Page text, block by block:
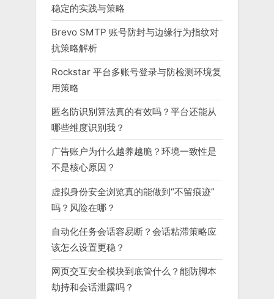
稳定的实践与策略
Brevo SMTP 账号防封与边缘行为指纹对
抗策略解析
Rockstar 平台多账号登录与防检测环境复
用策略
匿名防识别算法真的有效吗？平台还能从
哪些维度识别我？
广告账户为什么越养越脆？环境一致性是
不是核心原因？
虚拟身份安全浏览真的能做到“不留痕迹”
吗？风险在哪？
自动化任务会话容易断？会话粘滞策略应
该怎么设置更稳？
网页交互安全模块到底管什么？能防脚本
劫持和会话泄露吗？